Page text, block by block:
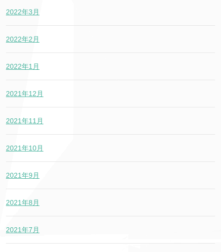
2022年3月
2022年2月
2022年1月
2021年12月
2021年11月
2021年10月
2021年9月
2021年8月
2021年7月